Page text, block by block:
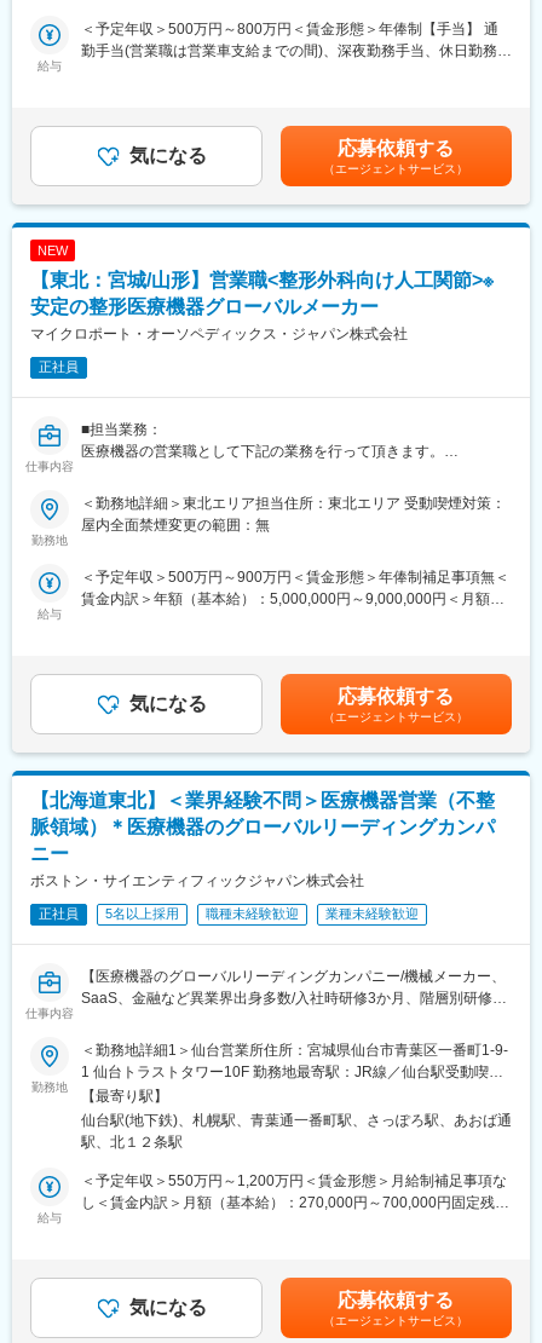
習などによるリーダーシップの開発にも力を入れています。
■福利厚生について：
団体保険制度、無料で各種カウンセリングを受けられるサービス
などがあります。
変更の範囲：会社の定める業務
て最前線で業界をリードしています。
当社は1949年の設立以来、医療技術の革新を続け、電池式体外型
高い仕事に携わりたい方におすすめです。
■組織体制：
配属部門：Peripheral Vascular（ペリフェラルバスキュラー）
主に循環器内科における手足用カテーテル関連製品を取り扱って
が特徴です。
https://www.medtronic.com/jp-ja/healthcare-
professionals/products/cardiovascular/peripheral-stents.html
製品魅力：
・医療機器業界でトップクラスのシェアを持ち、多くの病院で使
・製品の種類がとても多く、さまざまな手術や患者さんのケース
に対応できるため、医師から高い信頼を得ています。
■評価制度：
ています。
100%達成の場合は3桁の支給が見込めます。
療方法の提案を行います。新製品の特徴や効果を説明し、データ
分析を駆使して戦略的にアプローチします。また、手術に立ち会
い、技術的なサポートも担当し、患者様の健康に貢献します。
■研修／フォロー体制：
入社後、約1年をかけて研修・OJT制度を完備。座学研修と先輩社
員との同行で、着実に力をつけることができます。戦略的な営業
活動を通じて、医師との折衝やデータ分析のスキルも磨かれま
変更の範囲：会社の定める業務
給与
＜予定年収＞500万円～800万円＜賃金形態＞年俸制【手当】 通
勤手当(営業職は営業車支給までの間)、深夜勤務手当、休日勤務手
年目の場合固定年収 500万円 インセンティブ 380万円35歳、
入社8年目の場合固定年収 600万円 インセンティブ 400万円
賃金はあくまでも目安の金額であり、選考を通じて上下する可能
性があります。月給(月額)は固定手当を含めた表記です。
気になる 応募依頼する
（エージェントサービス）
NEW
【東北：宮城/山形】営業職<整形外科向け人工関節>※
安定の整形医療機器グローバルメーカー
マイクロポート・オーソペディックス・ジャパン株式会社
正社員
仕事内容
■担当業務：
医療機器の営業職として下記の業務を行って頂きます。
に、関節症の置換手術に利用する人工関節などのインプラント、
医療機器の営業活動を行います。イノベイティブな製品等、競合
■具体的には：
ともあります。すでにお取引のある施設15~20社程度に加え、新
規の施設にもアプローチいただきます。
手術がある際にはOPEの立ち合い活動も業務の一環です。何度も
病院に足を運びドクターのニーズを引き出し提案する事、信頼関
係を築いていくことが大切です。ドクターがどんな商品を求めて
いるのか掴み、合った製品を提案して頂きます。学会の参加、勉
強会、ウェビナーの開催も積極的に行っています。
直行直帰又は出張ベースでの営業職となります。最低でも月に1度
は営業所ごとに会議を行っており、webや電話などで定期的に上
司とのやり取りも行っておりますのでご安心ください。
■ご入社後の流れ：
ご入社後3週間ほどは座学トレーニング、その後1か月OJTとして
す。その後も適宜知識のインプットの場を設けております。
■主な製品:
・人工膝関節（knee領域）：変形性膝関節症、慢性リウマチによ
り失った膝関節の機能改善を助けます。「ADVANCE Medial Pivot
Knee」の臨床成績を基にデザインされた「EVOLUTION」シリー
ズは、術後に高い安定性が期待でき、正常な膝により近い動きが
再現されています。
・人工股関節（hip領域）：通常の形状（FIXタイプ）だけでな
能です。
変更の範囲：会社の定める業務
勤務地
＜勤務地詳細＞東北エリア担当住所：東北エリア 受動喫煙対策：
屋内全面禁煙変更の範囲：無
給与
＜予定年収＞500万円～900万円＜賃金形態＞年俸制補足事項無＜
賃金内訳＞年額（基本給）：5,000,000円～9,000,000円＜月額＞
れた目標の達成度に応じて支給されます。達成率100％で基本給
の25％がターゲットボーナスとなっています。達成率が高ければ
MAX50％となることもあります。※個人が90％、組織10％の割
合。賃金はあくまでも目安の金額であり、選考を通じて上下する
可能性があります。月給(月額)は固定手当を含めた表記です。
気になる 応募依頼する
（エージェントサービス）
【北海道東北】＜業界経験不問＞医療機器営業（不整
脈領域）＊医療機器のグローバルリーディングカンパ
ニー
ボストン・サイエンティフィックジャパン株式会社
正社員 5名以上採用 職種未経験歓迎 業種未経験歓迎
仕事内容
【医療機器のグローバルリーディングカンパニー/機械メーカー、
SaaS、金融など異業界出身多数/入社時研修3か月、階層別研修な
ヵ国に展開/取り扱い製品の75％以上がTOP3以内のマーケットシ
ェアを獲得／新製品の拡大に向けた増員採用】
★自分の提案が治療の選択肢を広げ、患者さんの支えにつながる
社会貢献性の高い仕事です！
★世界的に高い評価を受ける製品群を扱い、取扱製品の75％以上
が市場TOP3のシェアのため提案しやすい環境です！
★3か月の基礎研修に加え、社内公募や他部門を体験できる制度な
医師や医療従事者に対して、不整脈のアブレーション治療に使用
されるカテーテルや心臓内3Dマッピングシステムなどの医療機器
勤務地
＜勤務地詳細1＞仙台営業所住所：宮城県仙台市青葉区一番町1-9-
1 仙台トラストタワー10F 勤務地最寄駅：JR線／仙台駅受動喫煙
対策：屋内全面禁煙＜勤務地詳細2＞札幌営業所住所：北海道札幌
市北区北七条西5-7-1 第27ビッグ札幌北スカイビル7階勤務地最寄
駅：JR線／札幌駅受動喫煙対策：屋内全面禁煙変更の範囲：会社
【最寄り駅】
仙台駅(地下鉄)、札幌駅、青葉通一番町駅、さっぽろ駅、あおば通
駅、北１２条駅
給与
＜予定年収＞550万円～1,200万円＜賃金形態＞月給制補足事項な
し＜賃金内訳＞月額（基本給）：270,000円～700,000円固定残業
給与補足＞※上記は、セールスインセンティブのターゲット金額を
含めた理論年収となります。セールスインセンティブは個人業績
により算定されます。※具体的な年収金額については能力・経験等
気になる 応募依頼する
（エージェントサービス）